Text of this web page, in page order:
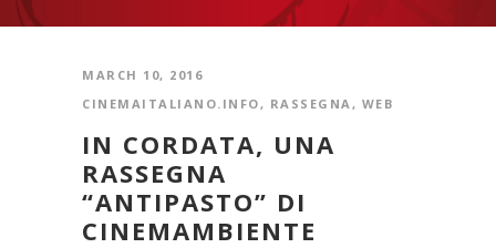
MARCH 10, 2016
CINEMAITALIANO.INFO , RASSEGNA , WEB
IN CORDATA, UNA
RASSEGNA
“ANTIPASTO” DI
CINEMAMBIENTE